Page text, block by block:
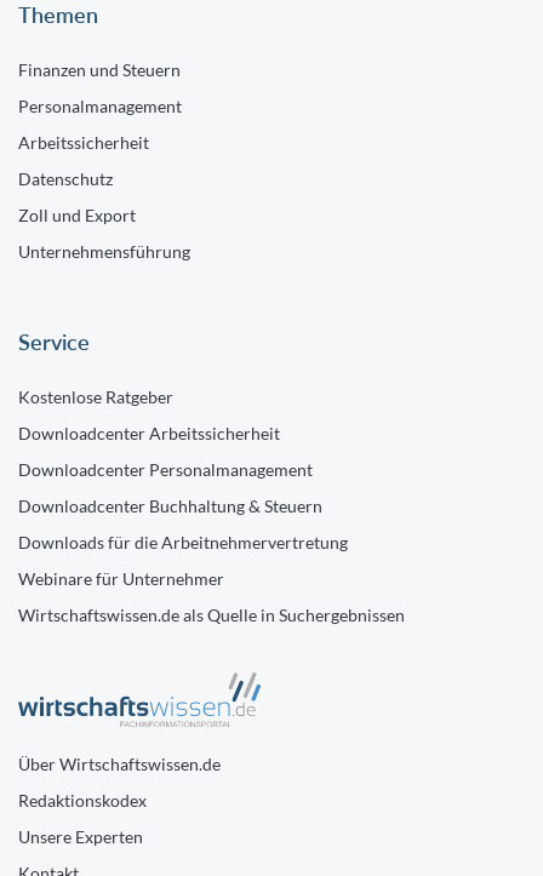
Themen
Finanzen und Steuern
Personalmanagement
Arbeitssicherheit
Datenschutz
Zoll und Export
Unternehmensführung
Service
Kostenlose Ratgeber
Downloadcenter Arbeitssicherheit
Downloadcenter Personalmanagement
Downloadcenter Buchhaltung & Steuern
Downloads für die Arbeitnehmervertretung
Webinare für Unternehmer
Wirtschaftswissen.de als Quelle in Suchergebnissen
Über Wirtschaftswissen.de
Redaktionskodex
Unsere Experten